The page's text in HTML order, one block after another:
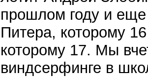
прошлом году и еще
Питера, которому
которому 17. Мы
виндсерфинге в